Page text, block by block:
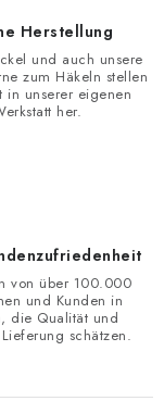
Herstellung
und auch unsere
zum Häkeln stellen
in unserer eigenen
her.
von über 100.000
und Kunden in
die Qualität und
schätzen.